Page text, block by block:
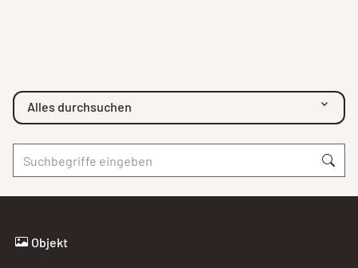
Alles durchsuchen
Objekt